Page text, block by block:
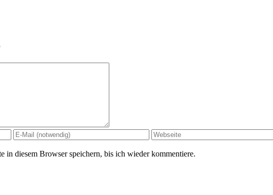
in diesem Browser speichern, bis ich wieder kommentiere.